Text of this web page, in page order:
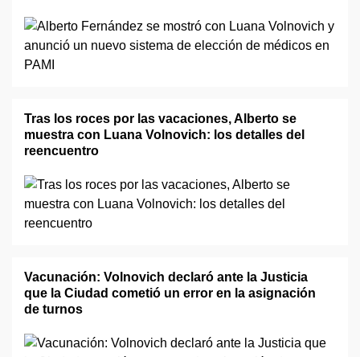
Tras los roces por las vacaciones, Alberto se
muestra con Luana Volnovich: los detalles del
reencuentro
Vacunación: Volnovich declaró ante la Justicia
que la Ciudad cometió un error en la asignación
de turnos